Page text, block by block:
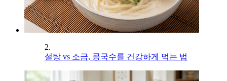
2.
설탕 vs 소금, 콩국수를 건강하게 먹는 법